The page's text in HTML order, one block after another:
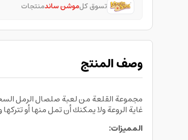
تسوق كلموشن ساندمنتجات
وصف المنتج
غاية الروعة ولا يمكنك أن تمل منها أو
المميزات: